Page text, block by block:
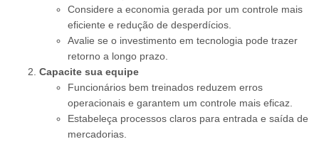
Considere a economia gerada por um controle mais
eficiente e redução de desperdícios.
Avalie se o investimento em tecnologia pode trazer
retorno a longo prazo.
Capacite sua equipe
Funcionários bem treinados reduzem erros
operacionais e garantem um controle mais eficaz.
Estabeleça processos claros para entrada e saída de
mercadorias.